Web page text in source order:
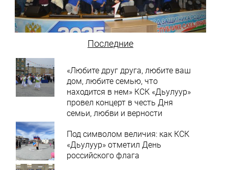
Последние
«Любите друг друга, любите ваш
дом, любите семью, что
находится в нем» КСК «Дьулуур»
провел концерт в честь Дня
семьи, любви и верности
Под символом величия: как КСК
«Дьулуур» отметил День
российского флага